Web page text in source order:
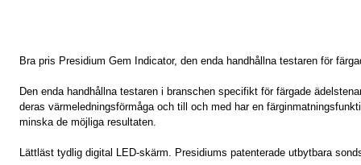
Bra pris Presidium Gem Indicator, den enda handhållna testaren för
Den enda handhållna testaren i branschen specifikt för färgade
deras värmeledningsförmåga och till och med har en
minska de möjliga resultaten.
Lättläst tydlig digital LED-skärm. Presidiums patenterade utbytbara